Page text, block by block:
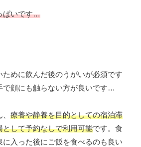
ぱいです…
ために飲んだ後のうがいが必須です
で顔にも触らない方が良いです…
療養や静養を目的としての宿泊滞
として予約なしで利用可能です。食
入った後にご飯を食べるのも良い